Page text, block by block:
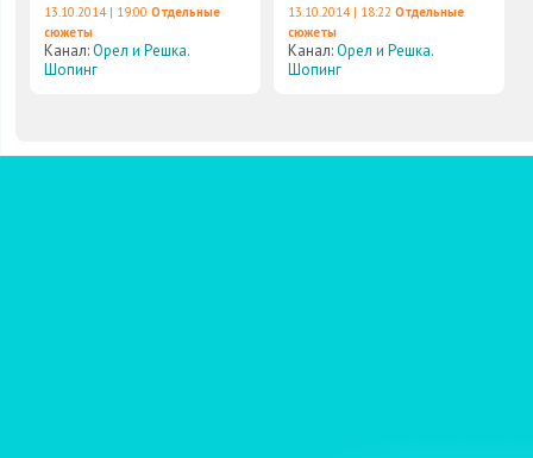
13.10.2014 | 19:00 Отдельные
сюжеты
Канал:Орел и Решка.
Шопинг
13.10.2014 | 18:22 Отдельные
сюжеты
Канал:Орел и Решка.
Шопинг